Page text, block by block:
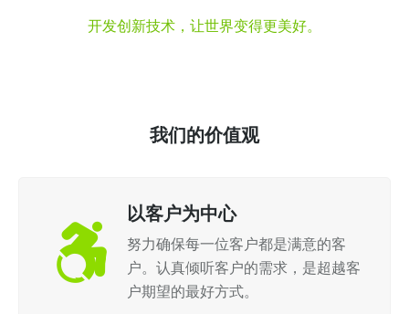
开发创新技术，让世界变得更美好。
我们的价值观
以客户为中心
努力确保每一位客户都是满意的客
户。认真倾听客户的需求，是超越客
户期望的最好方式。